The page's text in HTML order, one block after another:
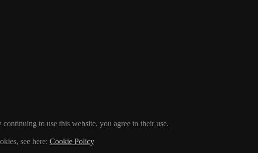
to use this website, you agree to their use.
see here: Cookie Policy